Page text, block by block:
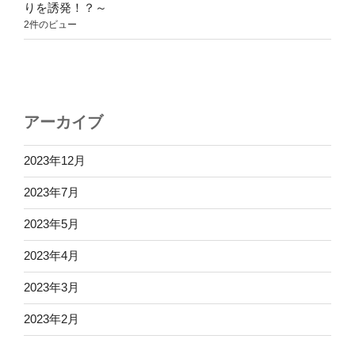
りを誘発！？～
2件のビュー
アーカイブ
2023年12月
2023年7月
2023年5月
2023年4月
2023年3月
2023年2月